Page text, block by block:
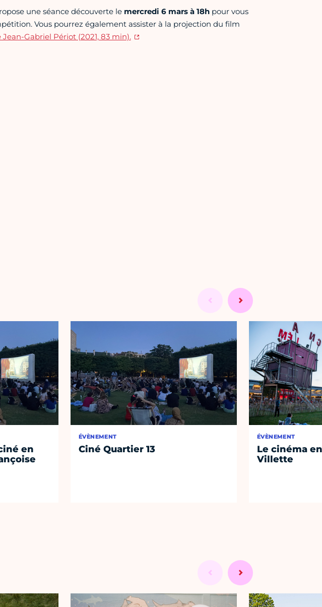
une séance découverte le mercredi 6 mars à 18hpour vous
Vous pourrez également assister à la projection du film
Jean-Gabriel Périot (2021, 83 min).
en
ÉVÈNEMENT
Ciné Quartier 13
ÉVÈNEMENT
Le cinéma
Villette